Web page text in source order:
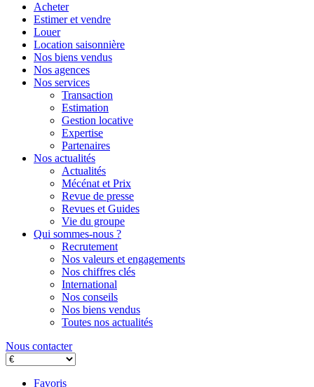
Acheter
Estimer et vendre
Louer
Location saisonnière
Nos biens vendus
Nos agences
Nos services
Transaction
Estimation
Gestion locative
Expertise
Partenaires
Nos actualités
Actualités
Mécénat et Prix
Revue de presse
Revues et Guides
Vie du groupe
Qui sommes-nous ?
Recrutement
Nos valeurs et engagements
Nos chiffres clés
International
Nos conseils
Nos biens vendus
Toutes nos actualités
Nous contacter
Favoris